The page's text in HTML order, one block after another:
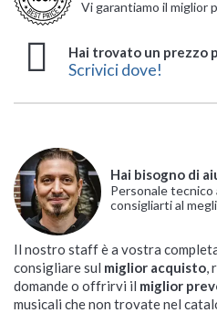
Vi garantiamo il miglior
Hai trovato un prezzo
Scrivici dove!
Hai bisogno di
Personale tecnico
consigliarti al
Il nostro staff è a vostra
consigliare sul miglior acquisto
domande o offrirvi il miglior
musicali che non trovate nel